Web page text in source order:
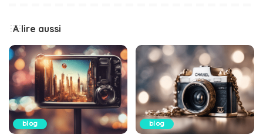
A lire aussi
blog blog